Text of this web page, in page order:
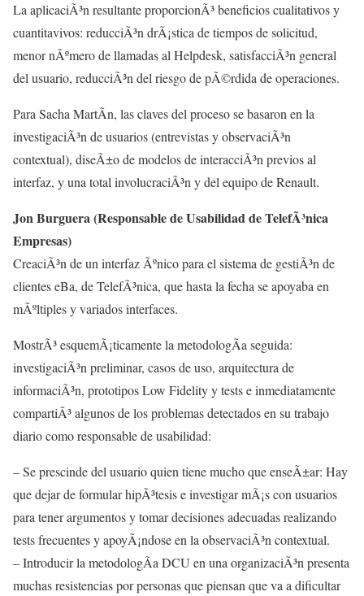
La aplicaciÃ³n resultante proporcionÃ³ beneficios cualitativos y
cuantitavivos: reducciÃ³n drÃ¡stica de tiempos de solicitud,
menor nÃºmero de llamadas al Helpdesk, satisfacciÃ³n general
del usuario, reducciÃ³n del riesgo de pÃ©rdida de operaciones.
Para Sacha MartÃ­n, las claves del proceso se basaron en la
investigaciÃ³n de usuarios (entrevistas y observaciÃ³n
contextual), diseÃ±o de modelos de interacciÃ³n previos al
interfaz, y una total involucraciÃ³n y del equipo de Renault.
Jon Burguera (Responsable de Usabilidad de TelefÃ³nica
Empresas)
CreaciÃ³n de un interfaz Ãºnico para el sistema de gestiÃ³n de
clientes eBa, de TelefÃ³nica, que hasta la fecha se apoyaba en
mÃºltiples y variados interfaces.
MostrÃ³ esquemÃ¡ticamente la metodologÃ­a seguida:
investigaciÃ³n preliminar, casos de uso, arquitectura de
informaciÃ³n, prototipos Low Fidelity y tests e inmediatamente
compartiÃ³ algunos de los problemas detectados en su trabajo
diario como responsable de usabilidad:
– Se prescinde del usuario quien tiene mucho que enseÃ±ar: Hay
que dejar de formular hipÃ³tesis e investigar mÃ¡s con usuarios
para tener argumentos y tomar decisiones adecuadas realizando
tests frecuentes y apoyÃ¡ndose en la observaciÃ³n contextual.
– Introducir la metodologÃ­a DCU en una organizaciÃ³n presenta
muchas resistencias por personas que piensan que va a dificultar